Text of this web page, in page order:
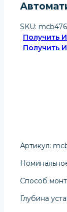
SKU:
Получить
Получить
Артикул:
Способ
Глубина